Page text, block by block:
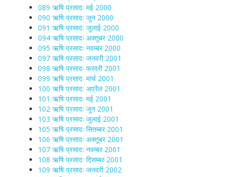
089 ऋषि प्रसादः मई 2000
090 ऋषि प्रसादः जून 2000
091 ऋषि प्रसादः जुलाई 2000
094 ऋषि प्रसादः अक्तूबर 2000
095 ऋषि प्रसादः नवम्बर 2000
097 ऋषि प्रसादः जनवरी 2001
098 ऋषि प्रसादः फरवरी 2001
099 ऋषि प्रसादः मार्च 2001
100 ऋषि प्रसादः अप्रैल 2001
101 ऋषि प्रसादः मई 2001
102 ऋषि प्रसादः जून 2001
103 ऋषि प्रसादः जुलाई 2001
105 ऋषि प्रसादः सितम्बर 2001
106 ऋषि प्रसादः अक्तूबर 2001
107 ऋषि प्रसादः नवम्बर 2001
108 ऋषि प्रसादः दिसम्बर 2001
109 ऋषि प्रसादः जनवरी 2002